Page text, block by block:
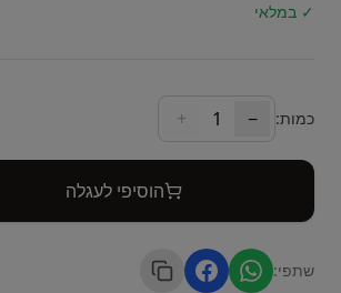
✓ במלאי
כמות: −
1
+
הוסיפי לעגלה
שתפי: